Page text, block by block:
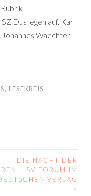
DJs legen auf. Karl
Johannes Waechter
, LESEKREIS
DIE NACHT DER
– SV-FORUM IM
VERLAG
>